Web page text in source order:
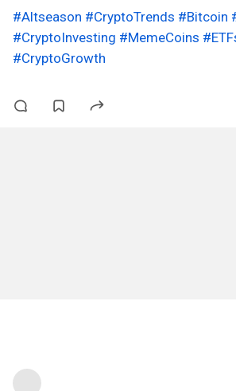
#Altseason #CryptoTrends #Bitcoin
#CryptoInvesting #MemeCoins
#CryptoGrowth